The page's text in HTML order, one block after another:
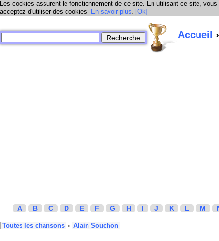
Les cookies assurent le fonctionnement de ce site. En utilisant ce site, vous
acceptez d'utiliser des cookies. En savoir plus. [Ok]
Accueil
A B C D E F G H I J K L M
Toutes les chansons › Alain Souchon